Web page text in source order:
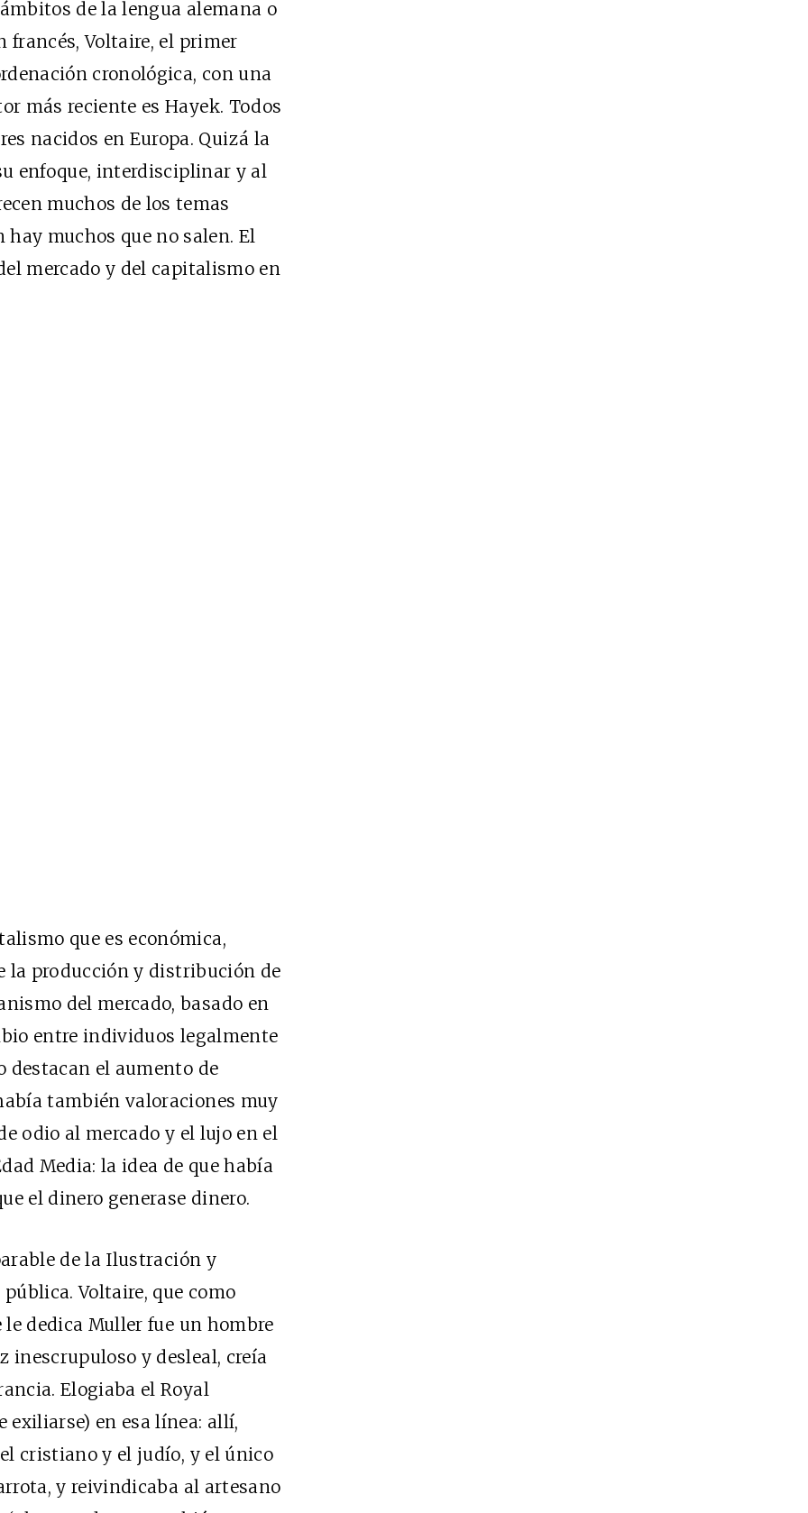
de la lengua alemana o
francés, Voltaire, el primer
cronológica, con una
más reciente es Hayek. Todos
nacidos en Europa. Quizá la
enfoque, interdisciplinar y al
muchos de los temas
muchos que no salen. El
mercado y del capitalismo en
que es económica,
la producción y distribución de
del mercado, basado en
entre individuos legalmente
destacan el aumento de
también valoraciones muy
odio al mercado y el lujo en el
Media: la idea de que había
el dinero generase dinero.
de la Ilustración y
Voltaire, que como
dedica Muller fue un hombre
inescrupuloso y desleal, creía
Elogiaba el Royal
exiliarse) en esa línea: allí,
cristiano y el judío, y el único
y reivindicaba al artesano